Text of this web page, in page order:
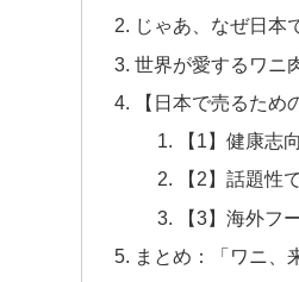
じゃあ、なぜ日本
世界が愛するワニ
【日本で売るた
【1】健康志
【2】話題性
【3】海外フ
まとめ：「ワニ、